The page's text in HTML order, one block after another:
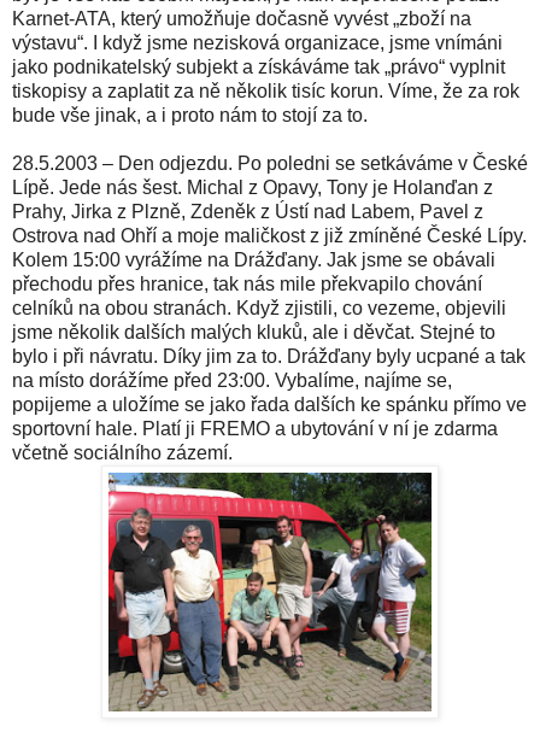
Karnet-ATA, který umožňuje dočasně vyvést „zboží na
výstavu“. I když jsme nezisková organizace, jsme vnímáni
jako podnikatelský subjekt a získáváme tak „právo“ vyplnit
tiskopisy a zaplatit za ně několik tisíc korun. Víme, že za rok
bude vše jinak, a i proto nám to stojí za to.
28.5.2003 – Den odjezdu. Po poledni se setkáváme v České
Lípě. Jede nás šest. Michal z Opavy, Tony je Holanďan z
Prahy, Jirka z Plzně, Zdeněk z Ústí nad Labem, Pavel z
Ostrova nad Ohří a moje maličkost z již zmíněné České Lípy.
Kolem 15:00 vyrážíme na Drážďany. Jak jsme se obávali
přechodu přes hranice, tak nás mile překvapilo chování
celníků na obou stranách. Když zjistili, co vezeme, objevili
jsme několik dalších malých kluků, ale i děvčat. Stejné to
bylo i při návratu. Díky jim za to. Drážďany byly ucpané a tak
na místo dorážíme před 23:00. Vybalíme, najíme se,
popijeme a uložíme se jako řada dalších ke spánku přímo ve
sportovní hale. Platí ji FREMO a ubytování v ní je zdarma
včetně sociálního zázemí.